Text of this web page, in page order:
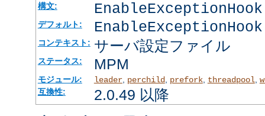
構文:
デフォルト:
コンテキスト: サーバ設定ファイル
ステータス: MPM
モジュール: leader, perchild, prefork, threadpool
互換性:
2.0.49 以降